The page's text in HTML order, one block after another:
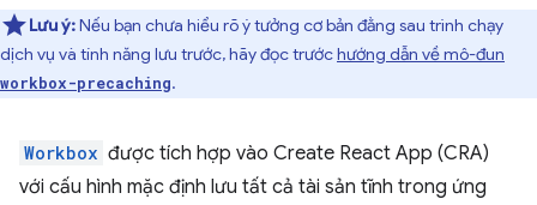
Lưu ý:Nếu bạn chưa hiểu rõ ý tưởng cơ bản đằng sau trình chạy
dịch vụ và tính năng lưu trước, hãy đọc trướchướng dẫn về mô-đun
workbox-precaching.
Workbox được tích hợp vào Create React App (CRA)
với cấu hình mặc định lưu tất cả tài sản tĩnh trong ứng